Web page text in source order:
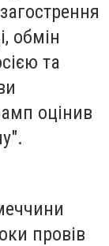
обмін
та
оцінив
провів